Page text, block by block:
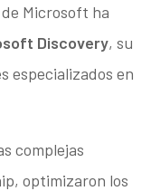
Microsoft ha
Discovery, su
especializados en
complejas
optimizaron los